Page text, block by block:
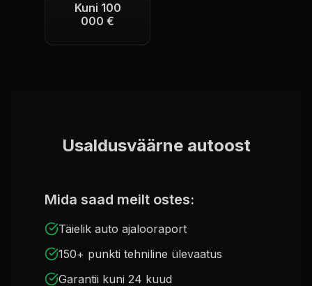
Kuni 100
000 €
Usaldusväärne autoost
Mida saad meilt ostes:
Täielik auto ajalooraport
150+ punkti tehniline ülevaatus
Garantii kuni 24 kuud